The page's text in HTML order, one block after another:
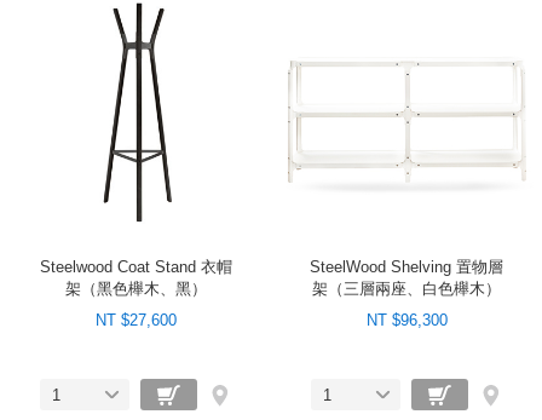
Steelwood Coat Stand 衣帽
架（黑色櫸木、黑）
NT $27,600
1
SteelWood Shelving 置物層
架（三層兩座、白色櫸木）
NT $96,300
1